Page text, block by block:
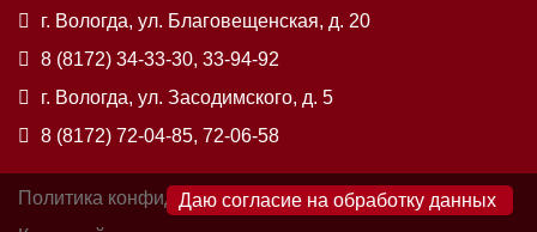
г. Вологда, ул. Благовещенская, д. 20
8 (8172) 34-33-30, 33-94-92
г. Вологда, ул. Засодимского, д. 5
8 (8172) 72-04-85, 72-06-58
Политика конфиденциальности